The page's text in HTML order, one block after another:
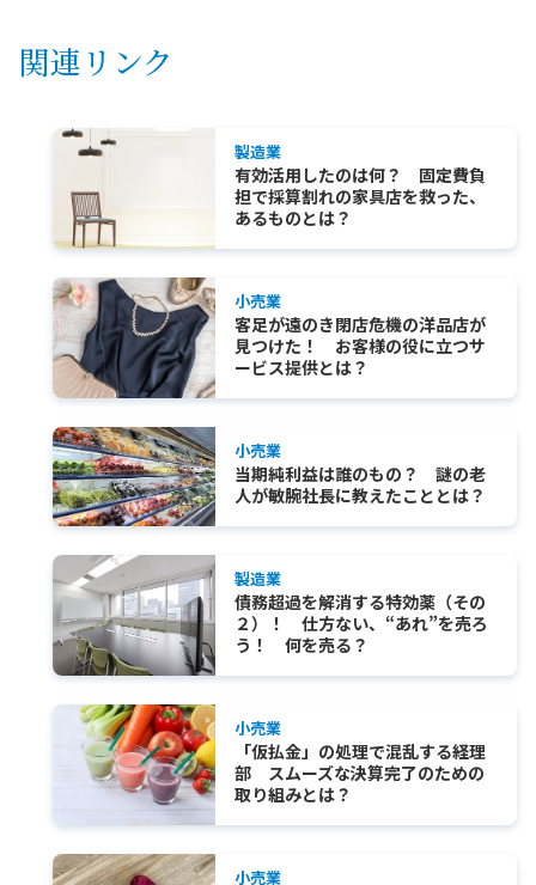
関連リンク
製造業
有効活用したのは何？ 固定費負
担で採算割れの家具店を救った、
あるものとは？
小売業
客足が遠のき閉店危機の洋品店が
見つけた！ お客様の役に立つサ
ービス提供とは？
小売業
当期純利益は誰のもの？ 謎の老
人が敏腕社長に教えたこととは？
製造業
債務超過を解消する特効薬（その
２）！ 仕方ない、“あれ”を売ろ
う！ 何を売る？
小売業
「仮払金」の処理で混乱する経理
部 スムーズな決算完了のための
取り組みとは？
小売業